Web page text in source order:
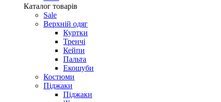
Каталог товарів
Sale
Верхній одяг
Куртки
Тренчі
Кейпи
Пальта
Екошуби
Костюми
Піджаки
Піджаки